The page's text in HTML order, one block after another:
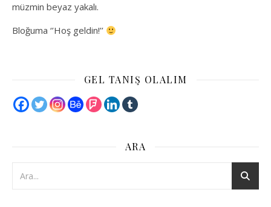
müzmin beyaz yakalı.
Bloğuma ‘’Hoş geldin!’’
GEL TANIŞ OLALIM
ARA